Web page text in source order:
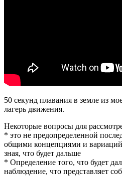
50 секунд плавания в земле из
лагерь движения.
Некоторые вопросы для
* это не предопределенной
общими концепциями и
зная, что будет дальше
* Определение того, что будет
наблюдение, что представляет